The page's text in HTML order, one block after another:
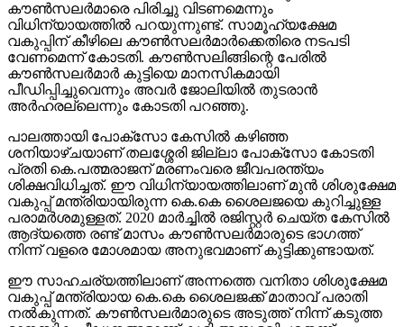
പാലത്തായി പോക്സോ കേസില്‍ കഴിഞ്ഞ
ശനിയാഴ്ചയാണ് തലശ്ശേരി ജില്ലാ പോക്സോ കോടതി
പ്രതി കെ.പത്മരാജന് മരണംവരെ ജീവപരന്ത്യം
ശിക്ഷവിധിച്ചത്. ഈ വിധിന്യായത്തിലാണ് മുന്‍ ശിശുക്ഷേമ
വകുപ്പ് മന്ത്രിയായിരുന്ന കെ.കെ ശൈലജയെ കുറിച്ചുള്ള
പരാമര്‍ശമുള്ളത്. 2020 മാര്‍ച്ചില്‍ രജിസ്റ്റര്‍ ചെയ്ത കേസില്‍
ആദ്യത്തെ രണ്ട് മാസം കൗണ്‍സലര്‍മാരുടെ ഭാഗത്ത്
ഈ സാഹചര്യത്തിലാണ് അന്നത്തെ വനിതാ ശിശുക്ഷേമ
വകുപ്പ് മന്ത്രിയായ കെ.കെ ശൈലജക്ക് മാതാവ് പരാതി
നല്‍കുന്നത്. കൗണ്‍സലര്‍മാരുടെ അടുത്ത് നിന്ന് കടുത്ത
മാനസിക പീഡനങ്ങളാണ് കുട്ടി അനുഭവിച്ചതെന്ന്
പരാതിയില്‍ പറയുന്നു. ഈ പരാതിയില്‍ ശൈലജ ഒരു
നടപടിയും സ്വീകരിക്കാത്തതാണ് കോടതിയുടെ
വിധിന്യായത്തില്‍ എടുത്ത് പറയുന്നത്.
Continue Reading
india